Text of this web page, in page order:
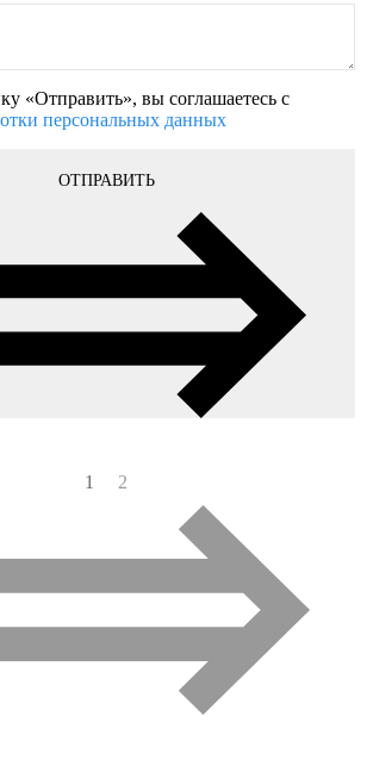
«Отправить», вы соглашаетесь с
персональных данных
ОТПРАВИТЬ
1 2